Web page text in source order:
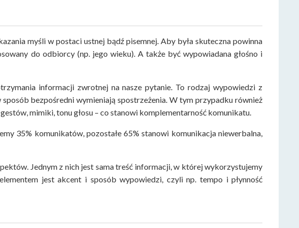
myśli w postaci ustnej bądź pisemnej. Aby była skuteczna powinna
do odbiorcy (np. jego wieku). A także być wypowiadana głośno i
informacji zwrotnej na nasze pytanie. To rodzaj wypowiedzi z
bezpośredni wymieniają spostrzeżenia. W tym przypadku również
mimiki, tonu głosu – co stanowi komplementarność komunikatu.
35% komunikatów, pozostałe 65% stanowi komunikacja niewerbalna,
Jednym z nich jest sama treść informacji, w której wykorzystujemy
jest akcent i sposób wypowiedzi, czyli np. tempo i płynność